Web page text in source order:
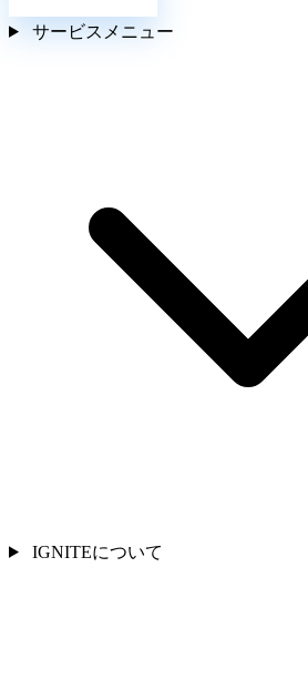
サービスメニュー
IGNITEについて